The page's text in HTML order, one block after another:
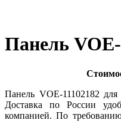
Панель VOE-
Панель VOE-11102182 для
Доставка по России
компанией. По